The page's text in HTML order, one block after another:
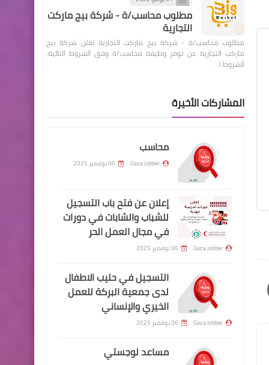
مطلوب محاسب/ة - شركة بيج ماركت
التجارية
مطلوب محاسب/ة - شركة بيج ماركت التجارية تعلن شركة بيج
ماركت التجارية عن توفر وظيفة محاسب/ة وفق الشروط التالية:
الشروط ا…
المشاركات الأخيرة
محاسب
Gaza Jobber 06 نوفمبر 2025
إعلان عن فتح باب التسجيل
للشباب والشابات في دورات
في مجال العمل الحر
Gaza Jobber 06 نوفمبر 2025
التسجيل في حليب الاطفال
لدى جمعية البركة للعمل
الخيري والإنساني
Gaza Jobber 06 نوفمبر 2025
مساعد لوجستي